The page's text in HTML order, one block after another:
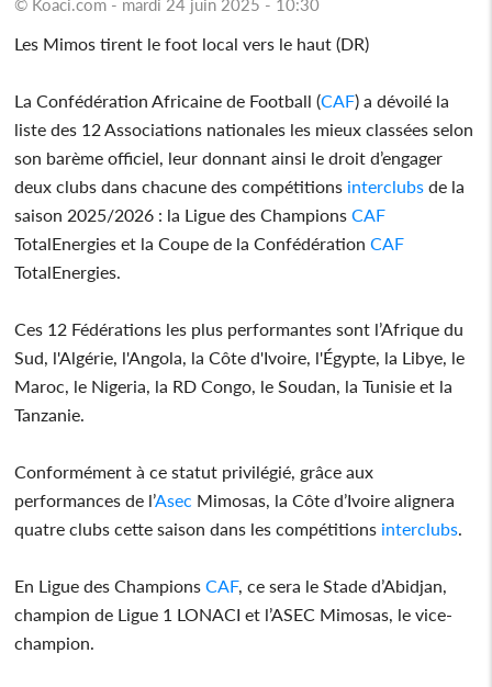
© Koaci.com - mardi 24 juin 2025 - 10:30
Les Mimos tirent le foot local vers le haut (DR)
La Confédération Africaine de Football (CAF) a dévoilé la
liste des 12 Associations nationales les mieux classées selon
son barème officiel, leur donnant ainsi le droit d’engager
deux clubs dans chacune des compétitions interclubs de la
saison 2025/2026 : la Ligue des ChampionsCAF
TotalEnergies et la Coupe de la ConfédérationCAF
TotalEnergies.
Ces 12 Fédérations les plus performantes sont l’Afrique du
Sud, l'Algérie, l'Angola, la Côte d'Ivoire, l'Égypte, la Libye, le
Maroc, le Nigeria, la RD Congo, le Soudan, la Tunisie et la
Tanzanie.
Conformément à ce statut privilégié, grâce aux
performances de l’Asec Mimosas, la Côte d’Ivoire alignera
quatre clubs cette saison dans les compétitions interclubs
En Ligue des ChampionsCAF, ce sera le Stade d’Abidjan,
champion de Ligue 1 LONACI et l’ASEC Mimosas, le vice-
champion.